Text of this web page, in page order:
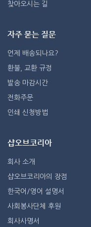
찾아오시는 길
자주 묻는 질문
언제 배송되나요?
환불, 교환 규정
발송 마감시간
전화주문
인쇄 신청방법
샵오브코리아
회사 소개
샵오브코리아의 장점
한국어/영어 설명서
사회봉사단체 후원
회사사명서